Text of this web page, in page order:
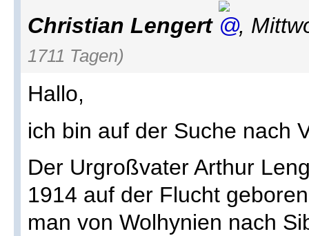
Christian Lengert ,
1711 Tagen)
Hallo,
ich bin auf der Suche nach
Der Urgroßvater Arthur
1914 auf der Flucht
man von Wolhynien nach